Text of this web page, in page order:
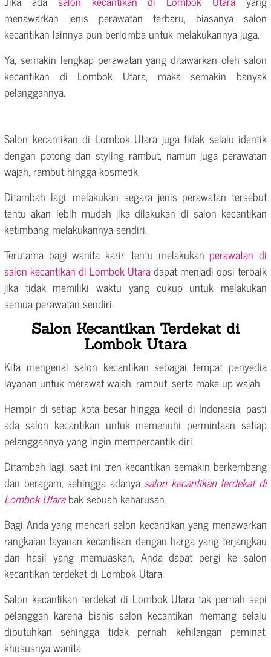
menawarkan jenis perawatan terbaru, biasanya salon
kecantikan lainnya pun berlomba untuk melakukannya juga.
Ya, semakin lengkap perawatan yang ditawarkan oleh salon
kecantikan di Lombok Utara, maka semakin banyak
pelanggannya.
Salon kecantikan di Lombok Utara juga tidak selalu identik
dengan potong dan styling rambut, namun juga perawatan
wajah, rambut hingga kosmetik.
Ditambah lagi, melakukan segara jenis perawatan tersebut
tentu akan lebih mudah jika dilakukan di salon kecantikan
ketimbang melakukannya sendiri.
Terutama bagi wanita karir, tentu melakukan perawatan di
salon kecantikan di Lombok Utaradapat menjadi opsi terbaik
jika tidak memiliki waktu yang cukup untuk melakukan
semua perawatan sendiri.
Salon Kecantikan Terdekat di
Lombok Utara
Kita mengenal salon kecantikan sebagai tempat penyedia
layanan untuk merawat wajah, rambut, serta make up wajah.
Hampir di setiap kota besar hingga kecil di Indonesia, pasti
ada salon kecantikan untuk memenuhi permintaan setiap
pelanggannya yang ingin mempercantik diri.
Ditambah lagi, saat ini tren kecantikan semakin berkembang
dan beragam, sehingga adanya salon kecantikan terdekat di
Lombok Utarabak sebuah keharusan.
Bagi Anda yang mencari salon kecantikan yang menawarkan
rangkaian layanan kecantikan dengan harga yang terjangkau
dan hasil yang memuaskan, Anda dapat pergi ke salon
kecantikan terdekat di Lombok Utara.
Salon kecantikan terdekat di Lombok Utara tak pernah sepi
pelanggan karena bisnis salon kecantikan memang selalu
dibutuhkan sehingga tidak pernah kehilangan peminat,
khususnya wanita.